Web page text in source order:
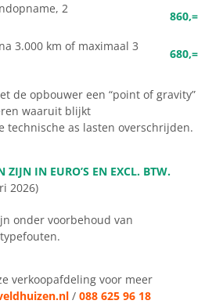
2
860,=
3.000 km of maximaal 3
680,=
de opbouwer een “point of gravity”
waaruit blijkt
technische as lasten overschrijden.
ZIJN IN EURO’S EN EXCL. BTW.
2026)
onder voorbehoud van
verkoopafdeling voor meer
/ 088 625 96 18